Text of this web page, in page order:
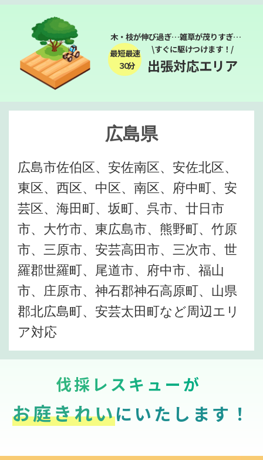
木・枝が伸び過ぎ…雑草が茂りすぎ…
最短最速
３０分
\すぐに駆けつけます！/
出張対応エリア
広島県
広島市佐伯区、安佐南区、安佐北区、
東区、西区、中区、南区、府中町、安
芸区、海田町、坂町、呉市、廿日市
市、大竹市、東広島市、熊野町、竹原
市、三原市、安芸高田市、三次市、世
羅郡世羅町、尾道市、府中市、福山
市、庄原市、神石郡神石高原町、山県
郡北広島町、安芸太田町など周辺エリ
ア対応
伐採レスキューが
お庭きれいにいたします！